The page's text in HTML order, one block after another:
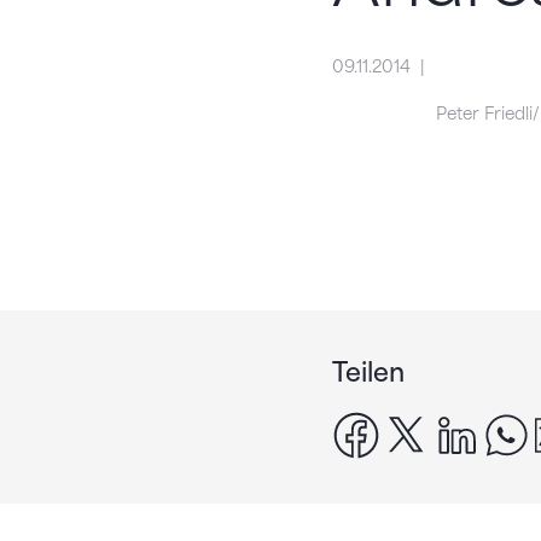
09.11.2014
Peter
Teilen
facebook
x